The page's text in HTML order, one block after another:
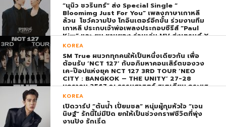
“นุนิว ชวรินทร์” ส่ง Special Single “
Bloomimg Just For You” เพลงภาษาเกาหลี
ล้วน โชว์ความปัง โกอินเตอร์อีกขั้น ร่วมงานทีม
เกาหลี ประกบเจ้าพ่อเพลงประกอบซีรีส์ “Paul
Kim” และ ยุน ชานยอง ร่วมเล่น MV ส่งเทรนด์ X
พุ่ง ติดอันดับ 1 โลก
KOREA
SM True ผนวกทุกคนให้เป็นหนึ่งเดียวกัน เพื่อ
ต้อนรับ ‘NCT 127’ กับอภิมหาคอนเสิร์ตของวง
เค-ป๊อปแห่งยุค NCT 127 3RD TOUR ‘NEO
CITY : BANGKOK – THE UNITY’ 27-28
มกราคม 2567 ณ ธรรมศาสตร์ สเตเดียม กระแส
ตอบรับยิ่งใหญ่สมการรอคอย บัตร SOLD OUT
ทุกที่นั่งทันทีที่เปิดจำหน่าย !
KOREA
เปิดวาร์ป “ต้นน้ำ เปี่ยมชล” หนุ่มผู้กุมหัวใจ “เจน
นิษฐ์” รักนี้ไม่มีปิด ยกให้เป็นช่วงกราฟชีวิตที่พุ่ง
งานปัง รักเริ่ด